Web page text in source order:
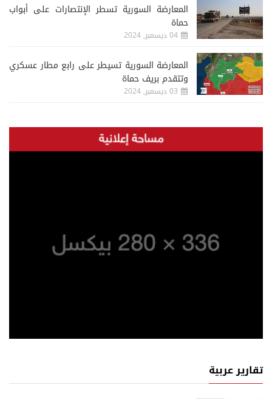
المعارضة السورية تسطر الإنتصارات على أبواب
حماة
04 ديسمبر, 2024
المعارضة السورية تسيطر على رابع مطار عسكري
وتتقدم بريف حماة
03 ديسمبر, 2024
تقارير عربية